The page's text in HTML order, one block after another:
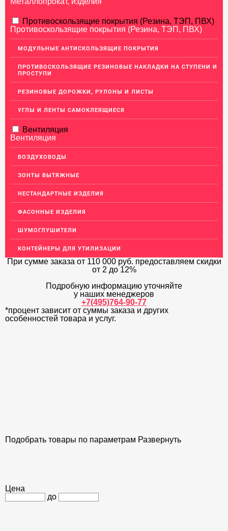
АЛЮМИНИЕВЫЙ ПРОКАТ
НЕРЖАВЕЮЩАЯ СТАЛЬ
Нержавеющие листы
Уголки из нержавеющей стали
Полоса из нержавейки
Нержавеющие трубы
ПВЛ-листы
Сетка из нержавейки
МЕДНЫЙ ПРОКАТ
ЛАТУННЫЙ ПРОКАТ
ДЕКОР НЕРЖАВЕЙКА
ОГРАЖДЕНИЯ ДЛЯ ЛЕСТНИЦ
ЭЛЕКТРОДЫ
МЕТАЛЛИЧЕСКИЕ ПОРОГИ НАПОЛЬНЫЕ (ДЛЯ ПОЛА),
РАСКЛАДКА, ПЛИНТУС
ПОТОЛКИ
Противоскользящие покрытия (Резина, ТЭП, ПВХ)
Противоскользящие покрытия (Резина, ТЭП, ПВХ)
МОДУЛЬНЫЕ АНТИСКОЛЬЗЯЩИЕ ПОКРЫТИЯ
ПРОТИВОСКОЛЬЗЯЩИЕ РЕЗИНОВЫЕ НАКЛАДКИ НА СТУПЕНИ И
ПРОСТУПИ
РЕЗИНОВЫЕ ДОРОЖКИ, РУЛОНЫ И ЛИСТЫ
УГЛЫ И ЛЕНТЫ САМОКЛЕЯЩИЕСЯ
Вентиляция
Вентиляция
ВОЗДУХОВОДЫ
ЗОНТЫ ВЫТЯЖНЫЕ
НЕСТАНДАРТНЫЕ ИЗДЕЛИЯ
ФАСОННЫЕ ИЗДЕЛИЯ
ШУМОГЛУШИТЕЛИ
КОНТЕЙНЕРЫ ДЛЯ УТИЛИЗАЦИИ
При сумме заказа от 110 000 руб. предоставляем скидки
от 2 до 12%
Подробную информацию уточняйте
у наших менеджеров
+7(495)764-90-77
*процент зависит от суммы заказа и других
особенностей товара и услуг.
Подобрать товары по параметрам Развернуть
Цена
до